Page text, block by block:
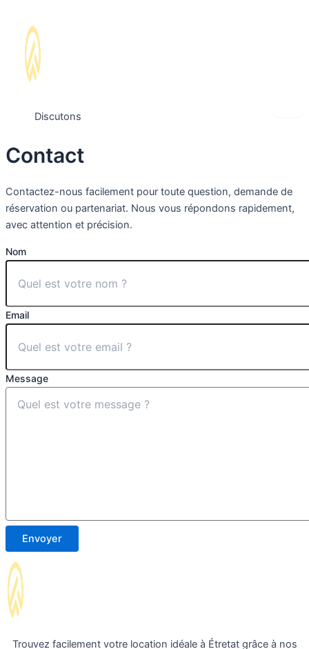
Discutons
Contact
Contactez-nous facilement pour toute question, demande de
réservation ou partenariat. Nous vous répondons rapidement,
avec attention et précision.
Nom
Email
Message
Envoyer
Trouvez facilement votre location idéale à Étretat grâce à nos